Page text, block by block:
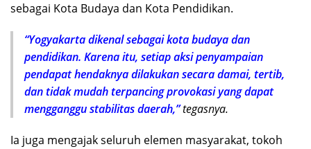
sebagai Kota Budaya dan Kota Pendidikan.
“Yogyakarta dikenal sebagai kota budaya dan
pendidikan. Karena itu, setiap aksi penyampaian
pendapat hendaknya dilakukan secara damai, tertib,
dan tidak mudah terpancing provokasi yang dapat
mengganggu stabilitas daerah,”tegasnya.
Ia juga mengajak seluruh elemen masyarakat, tokoh